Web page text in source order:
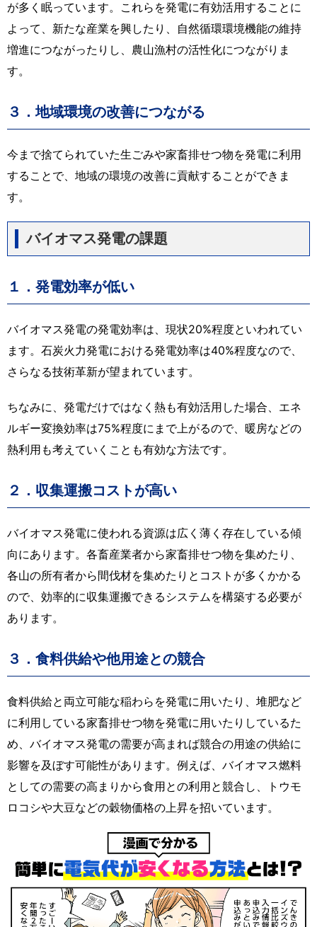
が多く眠っています。これらを発電に有効活用することに
よって、新たな産業を興したり、自然循環環境機能の維持
増進につながったりし、農山漁村の活性化につながりま
す。
３．地域環境の改善につながる
今まで捨てられていた生ごみや家畜排せつ物を発電に利用
することで、地域の環境の改善に貢献することができま
す。
バイオマス発電の課題
１．発電効率が低い
バイオマス発電の発電効率は、現状20%程度といわれてい
ます。石炭火力発電における発電効率は40%程度なので、
さらなる技術革新が望まれています。
ちなみに、発電だけではなく熱も有効活用した場合、エネ
ルギー変換効率は75%程度にまで上がるので、暖房などの
熱利用も考えていくことも有効な方法です。
２．収集運搬コストが高い
バイオマス発電に使われる資源は広く薄く存在している傾
向にあります。各畜産業者から家畜排せつ物を集めたり、
各山の所有者から間伐材を集めたりとコストが多くかかる
ので、効率的に収集運搬できるシステムを構築する必要が
あります。
３．食料供給や他用途との競合
食料供給と両立可能な稲わらを発電に用いたり、堆肥など
に利用している家畜排せつ物を発電に用いたりしているた
め、バイオマス発電の需要が高まれば競合の用途の供給に
影響を及ぼす可能性があります。例えば、バイオマス燃料
としての需要の高まりから食用との利用と競合し、トウモ
ロコシや大豆などの穀物価格の上昇を招いています。